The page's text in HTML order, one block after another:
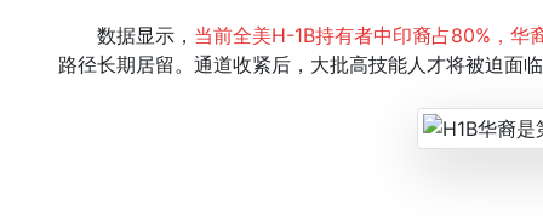
数据显示， 当前全美H-1B持有者中印裔占80%，华
路径长期居留。通道收紧后，大批高技能人才将被迫面